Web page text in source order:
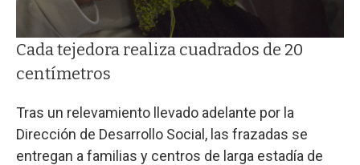
Cada tejedora realiza cuadrados de 20
centímetros
Tras un relevamiento llevado adelante por la
Dirección de Desarrollo Social, las frazadas se
entregan a familias y centros de larga estadía de